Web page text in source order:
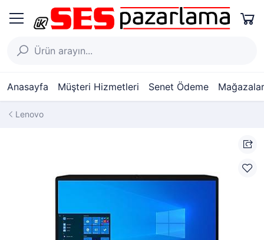
Anasayfa Müşteri Hizmetleri Senet Ödeme
Lenovo